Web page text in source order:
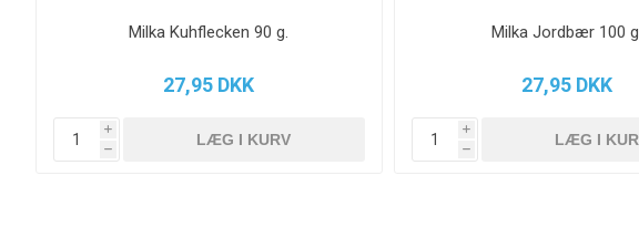
Milka Kuhflecken 90 g.
27,95 DKK
i
h
Milka Jordbær 100 g.
27,95 DKK
i
h